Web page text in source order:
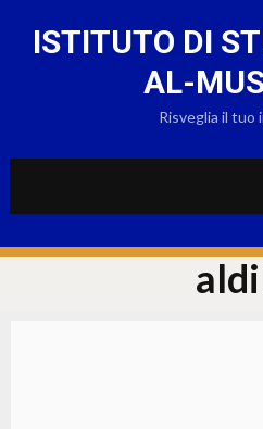
ISTITUTO DI
AL-
Risveglia il